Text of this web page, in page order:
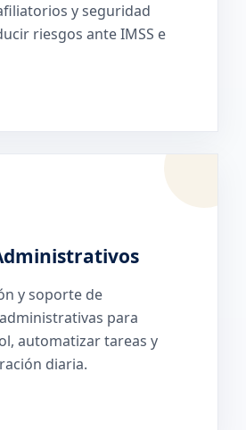
y seguridad
riesgos ante IMSS e
y soporte de
para
automatizar tareas y
diaria.